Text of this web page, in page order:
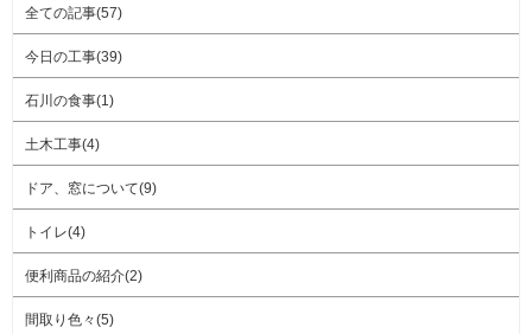
全ての記事(57)
今日の工事(39)
石川の食事(1)
土木工事(4)
ドア、窓について(9)
トイレ(4)
便利商品の紹介(2)
間取り色々(5)